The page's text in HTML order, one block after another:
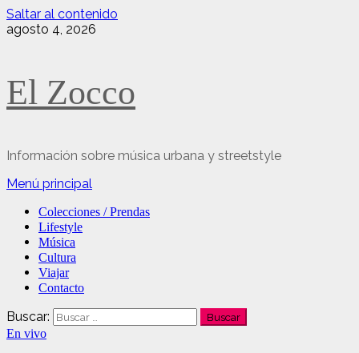
Saltar al contenido
agosto 4, 2026
El Zocco
Información sobre música urbana y streetstyle
Menú principal
Colecciones / Prendas
Lifestyle
Música
Cultura
Viajar
Contacto
Buscar:
En vivo